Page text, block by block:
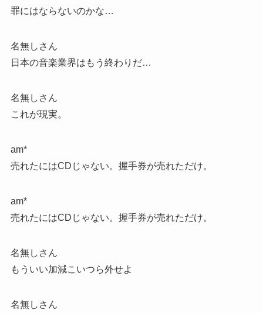
罪にはならないのかな…
名無しさん
日本の音楽業界はもう終わりだ…
名無しさん
これが現実。
am*
売れたにはCDじゃない。握手券が売れただけ。
am*
売れたにはCDじゃない。握手券が売れただけ。
名無しさん
もういい加減こいつら外せよ
名無しさん